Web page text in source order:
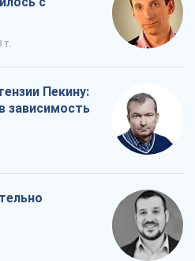
т.
Пекину:
зависимость